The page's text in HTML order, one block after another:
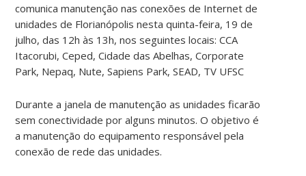
comunica manutenção nas conexões de Internet de
unidades de Florianópolis nesta quinta-feira, 19 de
julho, das 12h às 13h, nos seguintes locais: CCA
Itacorubi, Ceped, Cidade das Abelhas, Corporate
Park, Nepaq, Nute, Sapiens Park, SEAD, TV UFSC
Durante a janela de manutenção as unidades ficarão
sem conectividade por alguns minutos. O objetivo é
a manutenção do equipamento responsável pela
conexão de rede das unidades.